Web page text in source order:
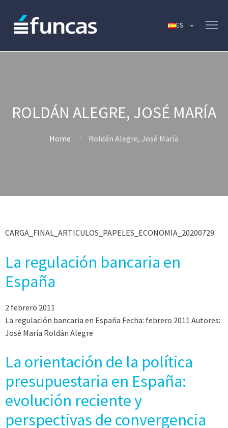
ROLDÁN ALEGRE, JOSÉ MARÍA
Home Roldán Alegre, José María
CARGA_FINAL_ARTICULOS_PAPELES_ECONOMIA_20200729
La regulación bancaria en
España
2 febrero 2011
La regulación bancaria en España Fecha: febrero 2011 Autores:
José María Roldán Alegre
La orientación de la política
presupuestaria en España:
evolución reciente y
perspectivas de convergencia